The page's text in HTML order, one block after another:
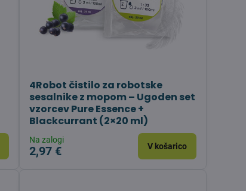
4Robot čistilo za robotske
sesalnike z mopom – Ugoden set
vzorcev Pure Essence +
Blackcurrant (2×20 ml)
Na zalogi
2,97 € V košarico